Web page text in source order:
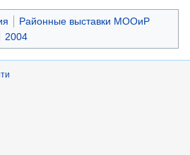
Районные выставки МООиР
2004